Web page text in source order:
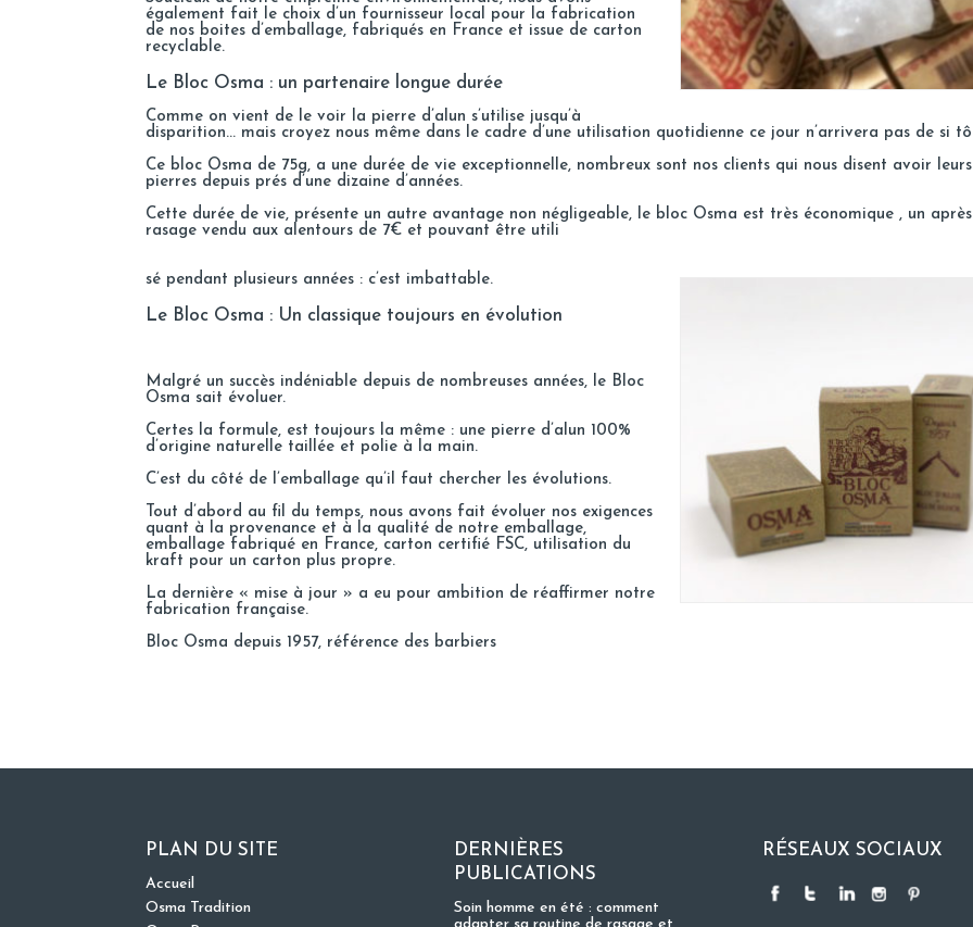
également fait le choix d’un fournisseur local pour la fabrication
de nos boites d’emballage, fabriqués en France et issue de carton
recyclable.
Le Bloc Osma : un partenaire longue durée
Comme on vient de le voir la pierre d’alun s’utilise jusqu’à
disparition… mais croyez nous même dans le cadre d’une utilisation quotidienne ce jour n’arrivera pas de si
Ce bloc Osma de 75g, a une durée de vie exceptionnelle, nombreux sont nos clients qui nous disent avoir leurs
pierres depuis prés d’une dizaine d’années.
Cette durée de vie, présente un autre avantage non négligeable, le bloc Osma est très économique , un après
rasage vendu aux alentours de 7€ et pouvant être utili
sé pendant plusieurs années : c’est imbattable.
Le Bloc Osma : Un classique toujours en évolution
Malgré un succès indéniable depuis de nombreuses années, le Bloc
Osma sait évoluer.
Certes la formule, est toujours la même : une pierre d’alun 100%
d’origine naturelle taillée et polie à la main.
C’est du côté de l’emballage qu’il faut chercher les évolutions.
Tout d’abord au fil du temps, nous avons fait évoluer nos exigences
quant à la provenance et à la qualité de notre emballage,
emballage fabriqué en France, carton certifié FSC, utilisation du
kraft pour un carton plus propre.
La dernière « mise à jour » a eu pour ambition de réaffirmer notre
fabrication française.
Bloc Osma depuis 1957, référence des barbiers
PLAN DU SITE
Accueil
Osma Tradition
DERNIÈRES
PUBLICATIONS
Soin homme en été : comment
RÉSEAUX SOCIAUX